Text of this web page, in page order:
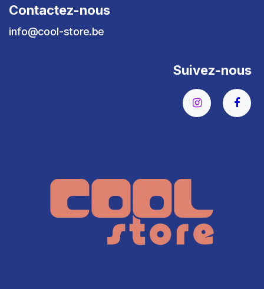
Contactez-nous
info@cool-store.be
Suivez-nous